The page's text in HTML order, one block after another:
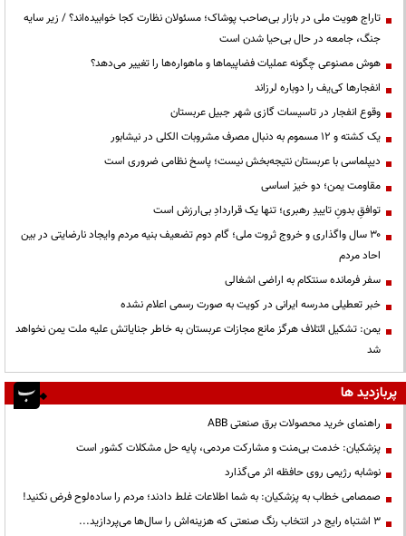
تاراج هویت ملی در بازار بی‌صاحب پوشاک؛ مسئولان نظارت کجا خوابیده‌اند؟ / زیر سایه
جنگ، جامعه در حال بی‌حیا شدن است
هوش مصنوعی چگونه عملیات فضاپیماها و ماهواره‌ها را تغییر می‌دهد؟
انفجارها کی‌یف را دوباره لرزاند
وقوع انفجار در تاسیسات گازی شهر جبیل عربستان
یک کشته و ۱۲ مسموم به دنبال مصرف مشروبات الکلی در نیشابور
دیپلماسی با عربستان نتیجه‌بخش نیست؛ پاسخ نظامی ضروری است
مقاومت یمن؛ دو خیز اساسی
توافقِ بدونِ تاییدِ رهبری؛ تنها یک قراردادِ بی‌ارزش است
۳۰ سال واگذاری و خروج ثروت ملی؛ گام دوم تضعیف بنیه مردم وایجاد نارضایتی در بین
احاد مردم
سفر فرمانده سنتکام به اراضی اشغالی
خبر تعطیلی مدرسه ایرانی در کویت به صورت رسمی اعلام نشده
یمن: تشکیل ائتلاف هرگز مانع مجازات عربستان به خاطر جنایاتش علیه ملت یمن نخواهد
شد
پربازدید ها
راهنمای خرید محصولات برق صنعتی ABB
پزشکیان: خدمت بی‌منت و مشارکت مردمی، پایه حل مشکلات کشور است
نوشابه رژیمی روی حافظه اثر می‌گذارد
صمصامی خطاب به پزشکیان: به شما اطلاعات غلط دادند؛ مردم را ساده‌لوح فرض نکنید!
3 اشتباه رایج در انتخاب رنگ صنعتی که هزینه‌اش را سال‌ها می‌پردازید...